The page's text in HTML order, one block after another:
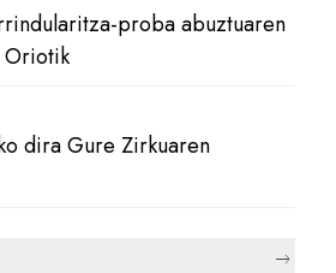
proba abuztuaren
Oriotik
dira Gure Zirkuaren